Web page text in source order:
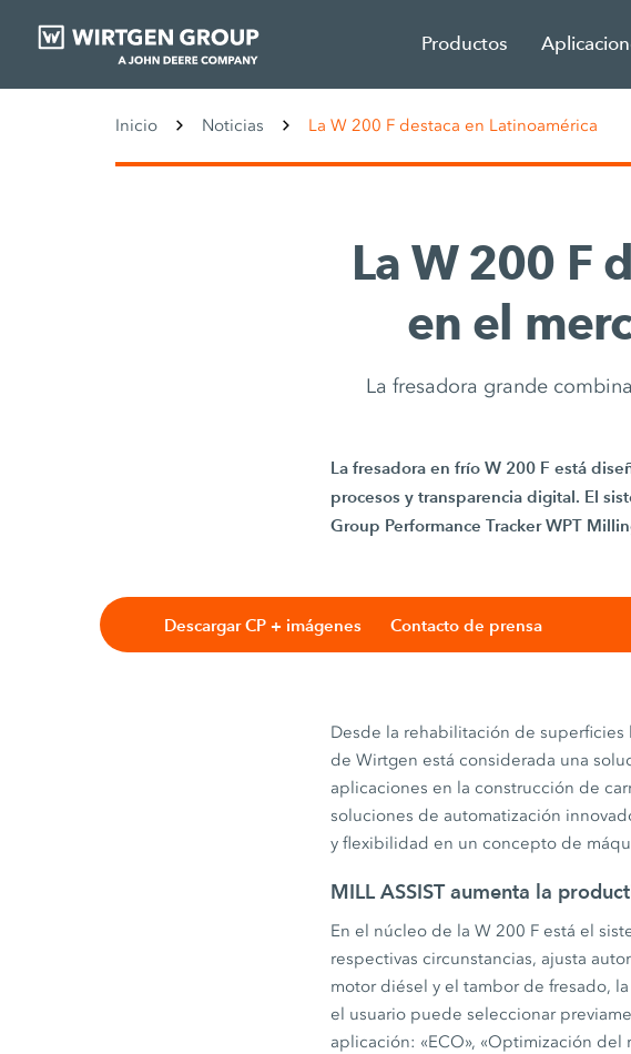
Productos
Inicio Noticias La W 200 F destaca en Latinoamérica
La W 200 F
en el
La fresadora grande
La fresadora en frío W 200 F está
procesos y transparencia digital. El
Group Performance Tracker WPT
Descargar CP + imágenes Contacto de prensa
Desde la rehabilitación de superficies
de Wirtgen está considerada una
aplicaciones en la construcción de
soluciones de automatización
y flexibilidad en un concepto de
MILL ASSIST aumenta la
En el núcleo de la W 200 F está el
respectivas circunstancias, ajusta
motor diésel y el tambor de fresado,
el usuario puede seleccionar
aplicación: «ECO», «Optimización